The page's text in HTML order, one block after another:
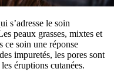
s’adresse le soin
peaux grasses, mixtes et
ce soin une réponse
impuretés, les pores sont
éruptions cutanées.